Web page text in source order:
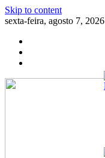
Skip to content
sexta-feira, agosto 7, 2026